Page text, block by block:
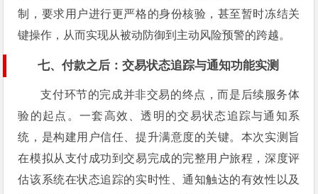
制，要求用户进行更严格的身份核验，甚至暂时冻结关
键操作，从而实现从被动防御到主动风险预警的跨越。
七、付款之后：交易状态追踪与通知功能实测
支付环节的完成并非交易的终点，而是后续服务体
验的起点。一套高效、透明的交易状态追踪与通知系
统，是构建用户信任、提升满意度的关键。本次实测旨
在模拟从支付成功到交易完成的完整用户旅程，深度评
估该系统在状态追踪的实时性、通知触达的有效性以及